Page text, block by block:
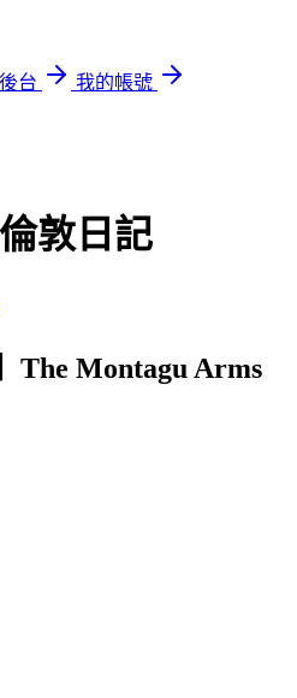
台
我的帳號
敦日記
The Montagu Arms